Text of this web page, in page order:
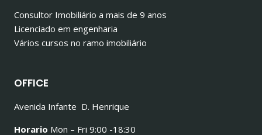
Consultor Imobiliário a mais de 9 anos
Licenciado em engenharia
Vários cursos no ramo imobiliário
OFFICE
Avenida Infante D. Henrique
Horario Mon – Fri 9:00 -18:30